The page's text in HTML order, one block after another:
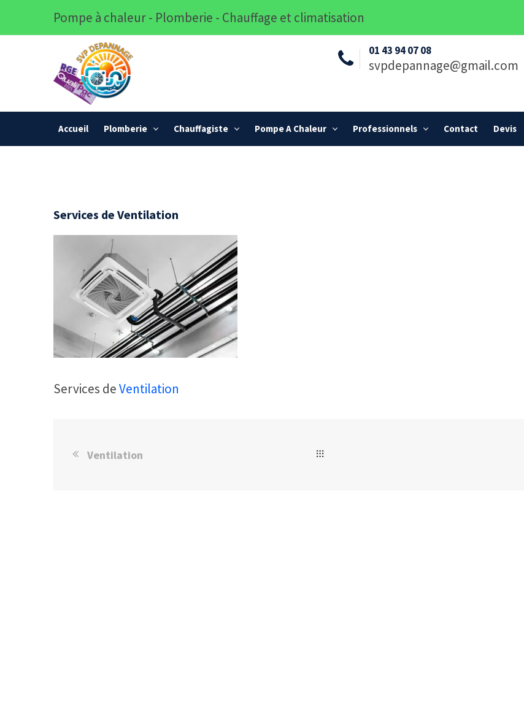
Pompe à chaleur - Plomberie - Chauffage et climatisation
01 43 94 07 08
svpdepannage@gmail.com
Accueil Plomberie Chauffagiste Pompe A Chaleur Professionnels Contact Devis
Services de Ventilation
Services deVentilation
Ventilation